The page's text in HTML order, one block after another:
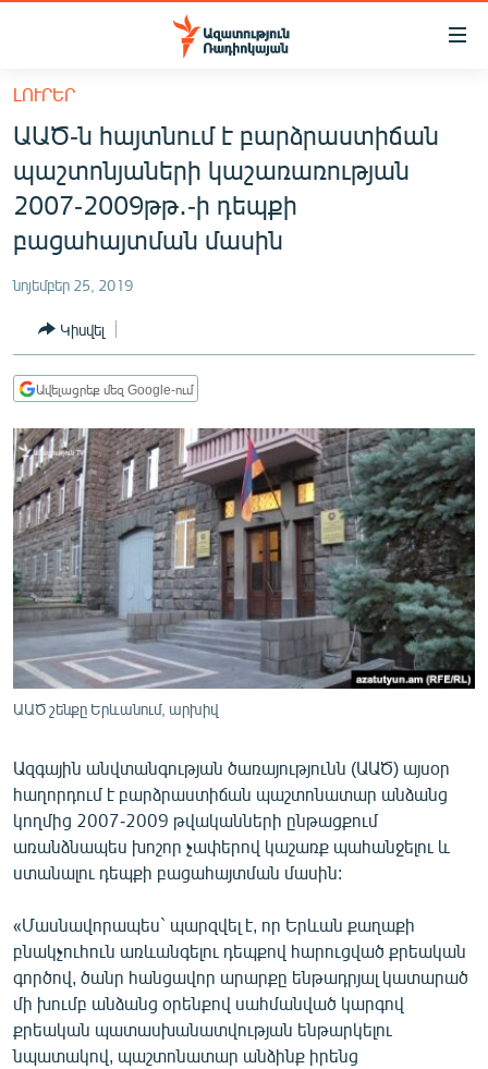
Մատչելիության
հիմնական
բովանդակությանը
հիմնական
մենյուին
Որոնում
ՔԱՂԱՔԱԿԱՆ
ԸՆՏՐՈՒԹՅՈՒՆՆԵՐ 2026
ՏՆՏԵՍՈՒԹՅՈՒՆ
ՂԱՐԱԲԱՂ
ՊԱՏԵՐԱԶՄԻ 6 ՇԱԲԱԹՆԵՐԸ
ՏԱՐԱԾԱՇՐՋԱՆ
ՄԻՋԱԶԳԱՅԻՆ
ՄՇԱԿՈՒՅԹ
ՍՊՈՐՏ
ՄԵԿՆԱԲԱՆՈՒԹՅՈՒՆ
ՏՏ ԵՒ ԻՆՏԵՐՆԵՏ
ԿՈՐՈՆԱՎԻՐՈՒՍ
ՏԵՍԱՆՅՈՒԹԵՐ
ԲԱՆԱՎԵՃ
ՁԳՏԵԼՈՎ ԼԱՎԱԳՈՒՅՆԻՆ
Հայերեն
English
Русский
ԼՈՒՐԵՐ
ԱԱԾ-ն հայտնում է բարձրաստիճան
պաշտոնյաների կաշառառության
2007-2009թթ․-ի դեպքի
բացահայտման մասին
նոյեմբեր 25, 2019
Կիսվել
Ավելացրեք մեզ Google-ում
ԱԱԾ շենքը Երևանում, արխիվ
Ազգային անվտանգության ծառայությունն (ԱԱԾ) այսօր
հաղորդում է բարձրաստիճան պաշտոնատար անձանց
կողմից 2007-2009 թվականների ընթացքում
առանձնապես խոշոր չափերով կաշառք պահանջելու և
ստանալու դեպքի բացահայտման մասին:
«Մասնավորապես` պարզվել է, որ Երևան քաղաքի
բնակչուհուն առևանգելու դեպքով հարուցված քրեական
գործով, ծանր հանցավոր արարքը ենթադրյալ կատարած
մի խումբ անձանց օրենքով սահմանված կարգով
քրեական պատասխանատվության ենթարկելու
նպատակով, պաշտոնատար անձինք իրենց